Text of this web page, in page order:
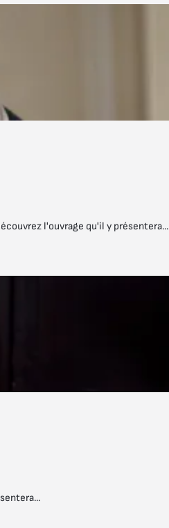
l'ouvrage qu'il y présentera...